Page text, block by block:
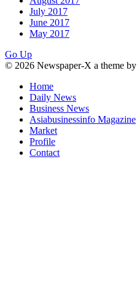
July 2017
June 2017
May 2017
Go Up
© 2026 Newspaper-X a theme by
Home
Daily News
Business News
Asiabusinessinfo Magazine
Market
Profile
Contact